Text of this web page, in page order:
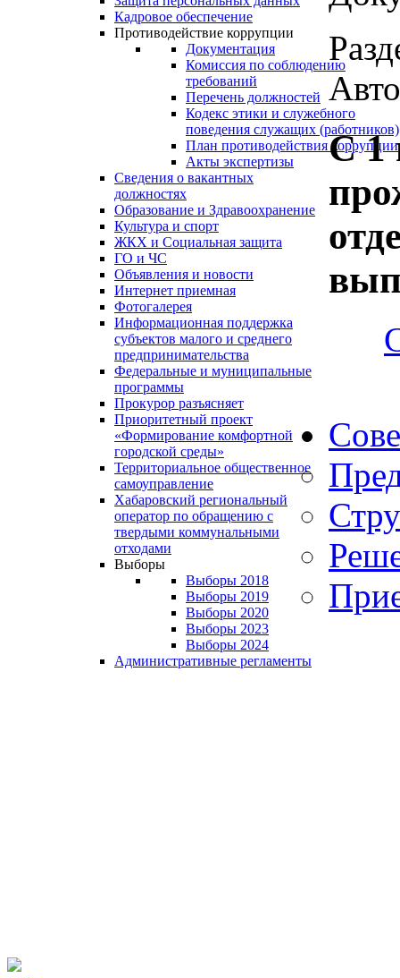
Кадровое обеспечение
Противодействие коррупции
Документация
Комиссия по соблюдению
требований
Перечень должностей
Кодекс этики и служебного
поведения служащих (работников)
План противодействия коррупции
Акты экспертизы
Сведения о вакантных
должностях
Образование и Здравоохранение
Культура и спорт
ЖКХ и Социальная защита
ГО и ЧС
Объявления и новости
Интернет приемная
Фотогалерея
Информационная поддержка
субъектов малого и среднего
предпринимательства
Федеральные и муниципальные
программы
Прокурор разъясняет
Приоритетный проект
«Формирование комфортной
городской среды»
Территориальное общественное
самоуправление
Хабаровский региональный
оператор по обращению с
твердыми коммунальными
отходами
Выборы
Выборы 2018
Выборы 2019
Выборы 2020
Выборы 2023
Выборы 2024
Административные регламенты
С 1